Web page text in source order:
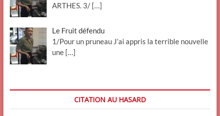
ARTHES. 3/ […]
Le Fruit défendu
1/Pour un pruneau J’ai appris la terrible nouvelle
une […]
CITATION AU HASARD